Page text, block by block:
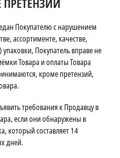
Покупателю с нарушением
ассортименте, качестве,
Покупатель вправе не
Товара и оплаты Товара
кроме претензий,
требования к Продавцу в
если они обнаружены в
который составляет 14
дней.